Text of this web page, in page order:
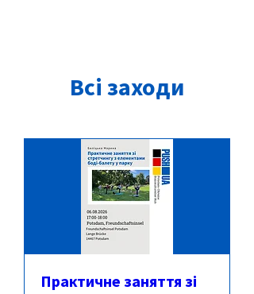
Всі заходи
Практичне заняття зі